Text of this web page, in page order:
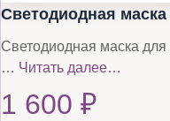
Светодиодная
Светодиодная маска для
… Читать далее…
1 600 ₽